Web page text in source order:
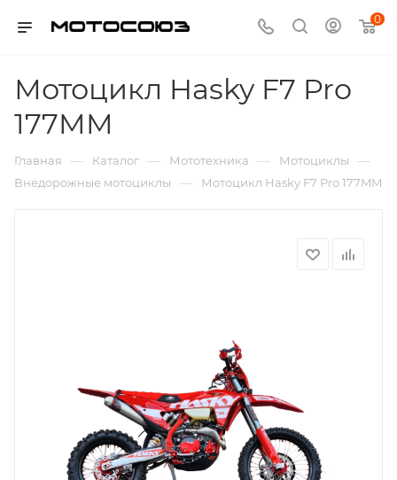
0
Мотоцикл Hasky F7 Pro
177MM
Главная — Каталог — Мототехника — Мотоциклы —
Внедорожные мотоциклы — Мотоцикл Hasky F7 Pro 177MM